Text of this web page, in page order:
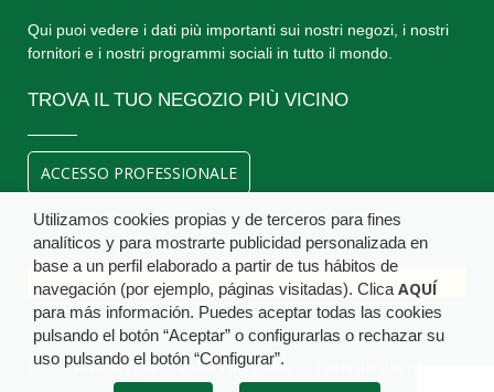
Qui puoi vedere i dati più importanti sui nostri negozi, i nostri
fornitori e i nostri programmi sociali in tutto il mondo.
TROVA IL TUO NEGOZIO PIÙ VICINO
ACCESSO PROFESSIONALE
Avviso Legale Politica dei cookie
©
Utilizamos cookies propias y de terceros para fines
analíticos y para mostrarte publicidad personalizada en
base a un perfil elaborado a partir de tus hábitos de
navegación (por ejemplo, páginas visitadas). Clica AQUÍ
para más información. Puedes aceptar todas las cookies
pulsando el botón “Aceptar” o configurarlas o rechazar su
uso pulsando el botón “Configurar”.